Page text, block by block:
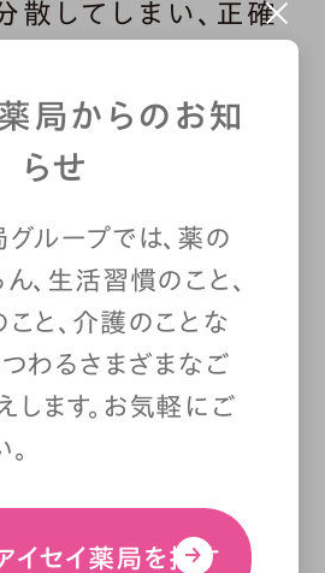
散してしまい、正確
しく作ってもらっ
院や薬局ごとに
っている方は、必
ましょう。
帳には便利
ービスも
局からのお知
らせ
グループでは、薬の
、生活習慣のこと、
と、介護のことな
つわるさまざまなご
します。お気軽にご
イセイ薬局を探す